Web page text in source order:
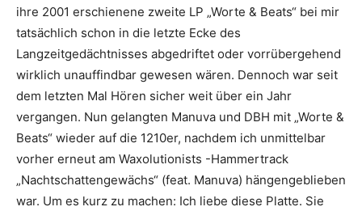
ihre 2001 erschienene zweite LP „Worte & Beats“ bei mir
tatsächlich schon in die letzte Ecke des
Langzeitgedächtnisses abgedriftet oder vorrübergehend
wirklich unauffindbar gewesen wären. Dennoch war seit
dem letzten Mal Hören sicher weit über ein Jahr
vergangen. Nun gelangten Manuva und DBH mit „Worte &
Beats“ wieder auf die 1210er, nachdem ich unmittelbar
vorher erneut am Waxolutionists -Hammertrack
„Nachtschattengewächs“ (feat. Manuva) hängengeblieben
war. Um es kurz zu machen: Ich liebe diese Platte. Sie